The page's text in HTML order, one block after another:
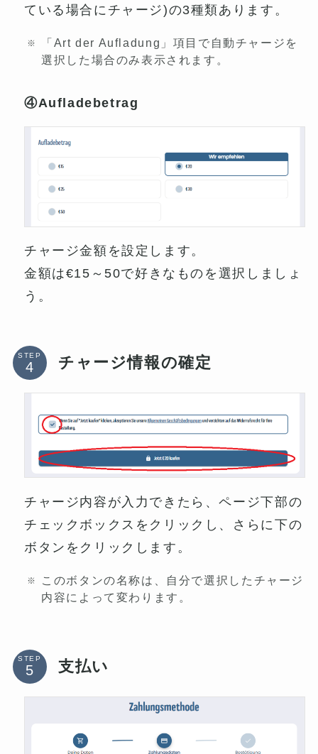
ている場合にチャージ)の3種類あります。
「Art der Aufladung」項目で自動チャージを
選択した場合のみ表示されます。
④Aufladebetrag
チャージ金額を設定します。
金額は€15～50で好きなものを選択しましょ
う。
STEP チャージ情報の確定
チャージ内容が入力できたら、ページ下部の
チェックボックスをクリックし、さらに下の
ボタンをクリックします。
このボタンの名称は、自分で選択したチャージ
内容によって変わります。
STEP 支払い